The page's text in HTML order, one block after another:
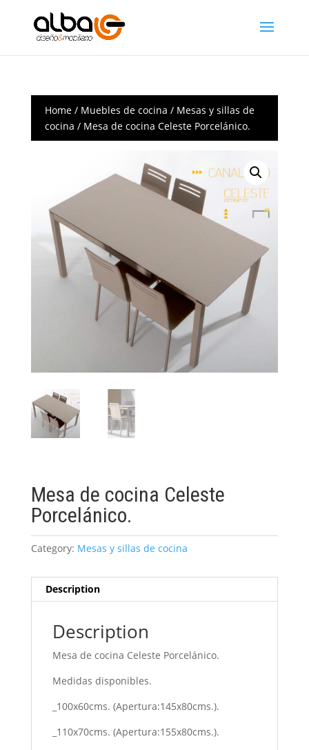
Home/ Muebles de cocina / Mesas y sillas de
cocina / Mesa de cocina Celeste Porcelánico.
Mesa de cocina Celeste
Porcelánico.
Category: Mesas y sillas de cocina
Description
Description
Mesa de cocina Celeste Porcelánico.
Medidas disponibles.
_100x60cms. (Apertura:145x80cms.).
_110x70cms. (Apertura:155x80cms.).